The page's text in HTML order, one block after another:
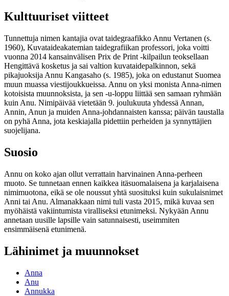
Kulttuuriset viitteet
Tunnettuja nimen kantajia ovat taidegraafikko Annu Vertanen (s.
1960), Kuvataideakatemian taidegrafiikan professori, joka voitti
vuonna 2014 kansainvälisen Prix de Print -kilpailun teoksellaan
Hengittävä kosketus ja sai valtion kuvataidepalkinnon, sekä
pikajuoksija Annu Kangasaho (s. 1985), joka on edustanut Suomea
muun muassa viestijoukkueissa. Annu on yksi monista Anna-nimen
kotoisista muunnoksista, ja sen -u-loppu liittää sen samaan ryhmään
kuin Anu. Nimipäivää vietetään 9. joulukuuta yhdessä Annan,
Annin, Anun ja muiden Anna-johdannaisten kanssa; päivän taustalla
on pyhä Anna, jota keskiajalla pidettiin perheiden ja synnyttäjien
suojelijana.
Suosio
Annu on koko ajan ollut verrattain harvinainen Anna-perheen
muoto. Se tunnetaan ennen kaikkea itäsuomalaisena ja karjalaisena
nimimuotona, eikä se ole noussut yhtä suosituksi kuin sukulaisnimet
Anni tai Anu. Almanakkaan nimi tuli vasta 2015, mikä kuvaa sen
myöhäistä vakiintumista viralliseksi etunimeksi. Nykyään Annu
annetaan uusille lapsille vain satunnaisesti, useimmiten
ensimmäisenä etunimenä.
Lähinimet ja muunnokset
Anna
Anu
Annukka